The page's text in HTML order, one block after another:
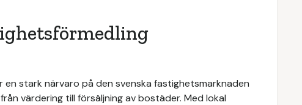
stark närvaro på den svenska fastighetsmarknaden
värdering till försäljning av bostäder. Med lokal